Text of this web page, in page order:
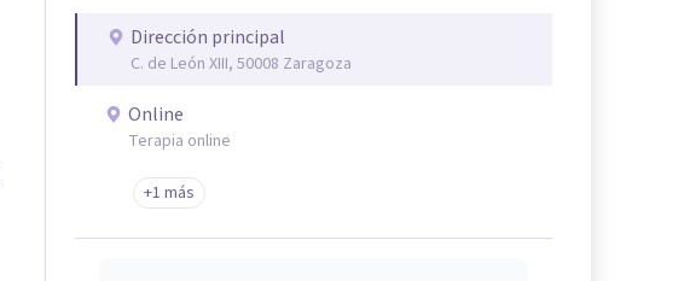
Dirección principal
C. de León XIII, 50008 Zaragoza
Online
Terapia online
+1 más